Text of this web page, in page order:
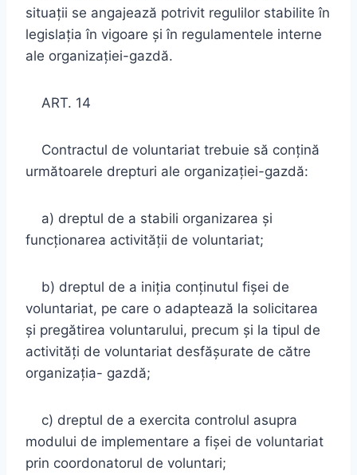
situaţii se angajează potrivit regulilor stabilite în
legislaţia în vigoare şi în regulamentele interne
ale organizaţiei-gazdă.
ART. 14
Contractul de voluntariat trebuie să conţină
următoarele drepturi ale organizaţiei-gazdă:
a) dreptul de a stabili organizarea şi
funcţionarea activităţii de voluntariat;
b) dreptul de a iniţia conţinutul fişei de
voluntariat, pe care o adaptează la solicitarea
şi pregătirea voluntarului, precum şi la tipul de
activităţi de voluntariat desfăşurate de către
organizaţia- gazdă;
c) dreptul de a exercita controlul asupra
modului de implementare a fişei de voluntariat
prin coordonatorul de voluntari;